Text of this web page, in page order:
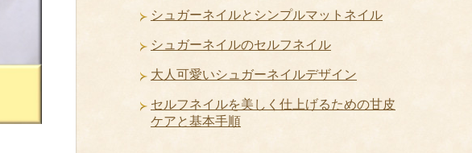
シュガーネイルとシンプルマットネイル
シュガーネイルのセルフネイル
大人可愛いシュガーネイルデザイン
セルフネイルを美しく仕上げるための甘皮
ケアと基本手順